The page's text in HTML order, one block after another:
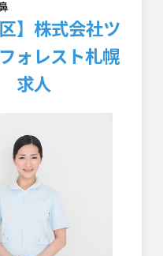
】株式会社ツ
ォレスト札幌
求人